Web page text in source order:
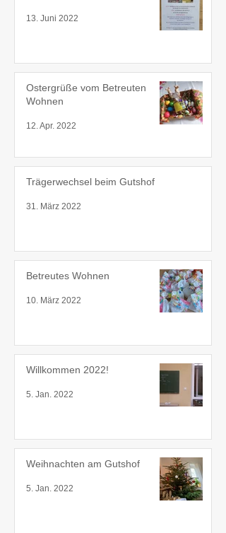
13. Juni 2022
Ostergrüße vom Betreuten
Wohnen
12. Apr. 2022
Trägerwechsel beim Gutshof
31. März 2022
Betreutes Wohnen
10. März 2022
Willkommen 2022!
5. Jan. 2022
Weihnachten am Gutshof
5. Jan. 2022